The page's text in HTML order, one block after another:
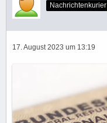
Nachrichtenkurier
17. August 2023 um 13:19